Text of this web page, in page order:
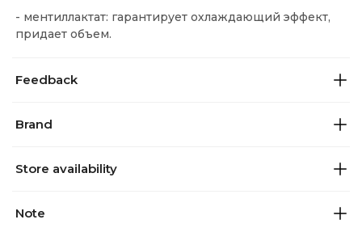
- ментиллактат: гарантирует охлаждающий эффект,
придает объем.
Feedback
Brand
Store availability
Note